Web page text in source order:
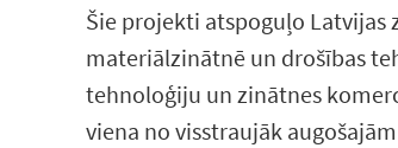
Šie projekti atspoguļo
materiālzinātnē un drošības
tehnoloģiju un zinātnes
viena no visstraujāk